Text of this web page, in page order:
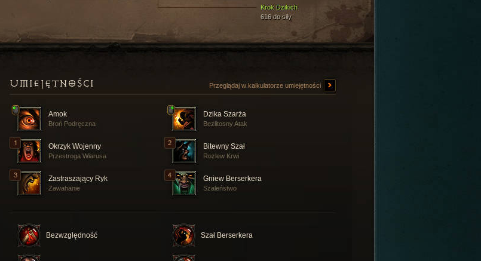
Krok Dzikich
616 do siły
UMIEJĘTNOŚCI Przeglądaj w kalkulatorze umiejętności
Amok
Broń Podręczna
Dzika Szarża
Bezlitosny Atak
Okrzyk Wojenny
Przestroga Wiarusa
Bitewny Szał
Rozlew Krwi
Zastraszający Ryk
Zawahanie
Gniew Berserkera
Szaleństwo
Bezwzględność Szał Berserkera